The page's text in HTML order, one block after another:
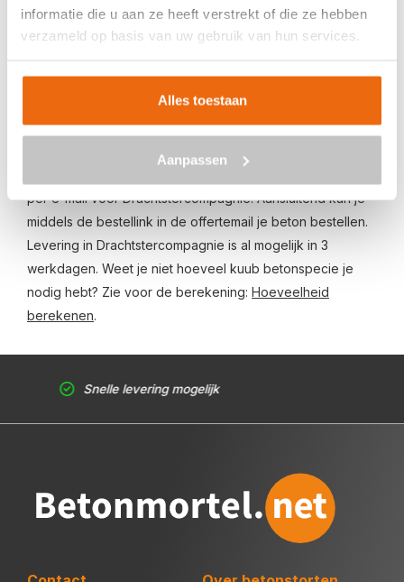
informatie die u aan ze heeft verstrekt of die ze hebben
verzameld op basis van uw gebruik van hun services.
Alles toestaan
Aanpassen
goedkoop beton kan storten in Drachtstercompagnie?
Dan ben je bij ons aan het juiste adres. Wij bezorgen kant-
prijs. Beton in Drachtstercompagnie bestellen is
eenvoudig: vraag vrijblijvend eenofferte
postcode, het benodigde aantal m3, het type beton, de
optionele keuze voor een betonpomp en je e-mailadres
per e-mail voor Drachtstercompagnie. Aansluitend kun je
middels de bestellink in de offertemail je beton bestellen.
Levering in Drachtstercompagnie is al mogelijk in 3
werkdagen. Weet je niet hoeveel kuub betonspecie je
nodig hebt? Zie voor de berekening: Hoeveelheid
berekenen.
Snelle levering mogelijk